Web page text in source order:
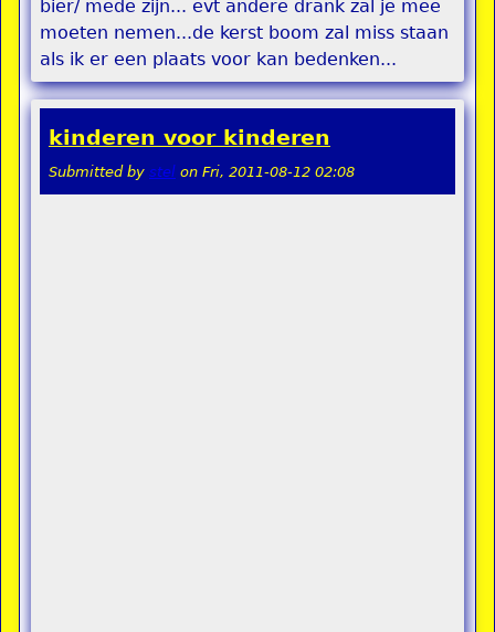
bier/ mede zijn... evt andere drank zal je mee
moeten nemen...de kerst boom zal miss staan
als ik er een plaats voor kan bedenken...
kinderen voor kinderen
Submitted by stel on Fri, 2011-08-12 02:08